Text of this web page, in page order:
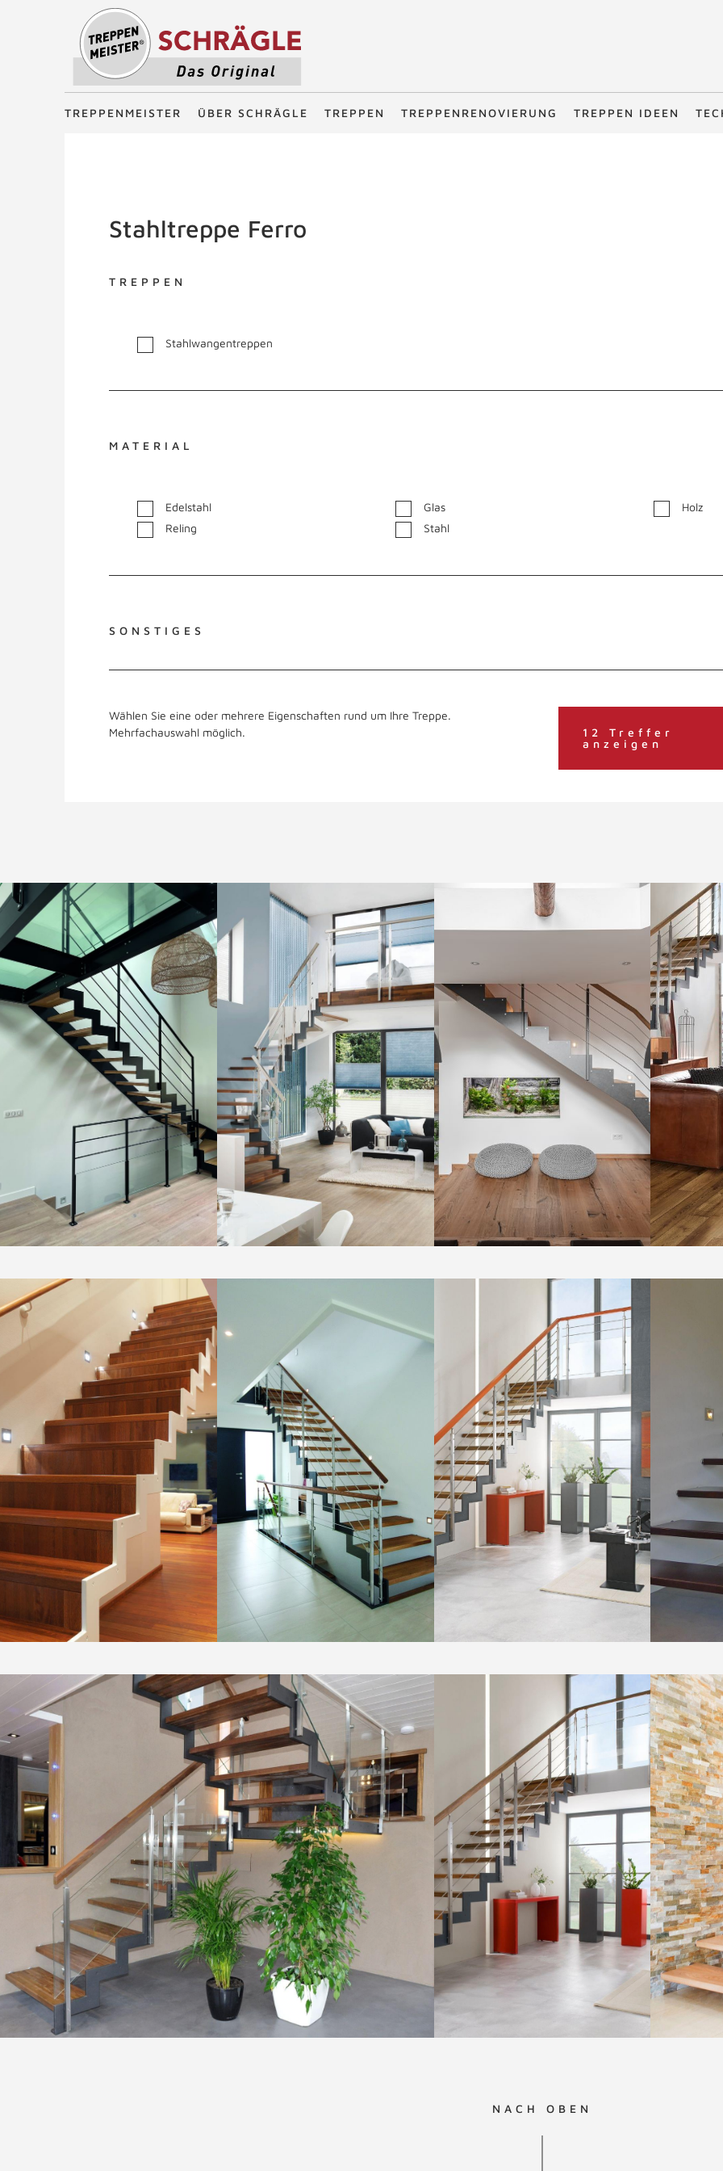
Treppenmeister - Das Original
TREPPENMEISTER ÜBER SCHRÄGLE TREPPEN TREPPENRENOVIERUNG TREPPEN IDEEN
Stahltreppe Ferro
TREPPEN
Stahlwangentreppen
MATERIAL
Edelstahl Glas
Holz
Reling
Stahl
SONSTIGES
Wählen Sie eine oder mehrere Eigenschaften rund um Ihre Treppe.
Mehrfachauswahl möglich.
12 Treffer
anzeigen
NACH OBEN